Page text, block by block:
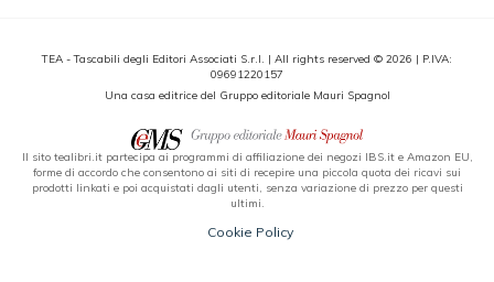
TEA - Tascabili degli Editori Associati S.r.l. | All rights reserved © 2026 | P.IVA:
09691220157
Una casa editrice del Gruppo editoriale Mauri Spagnol
Il sito tealibri.it partecipa ai programmi di affiliazione dei negozi IBS.it e Amazon EU,
forme di accordo che consentono ai siti di recepire una piccola quota dei ricavi sui
prodotti linkati e poi acquistati dagli utenti, senza variazione di prezzo per questi
ultimi.
Cookie Policy